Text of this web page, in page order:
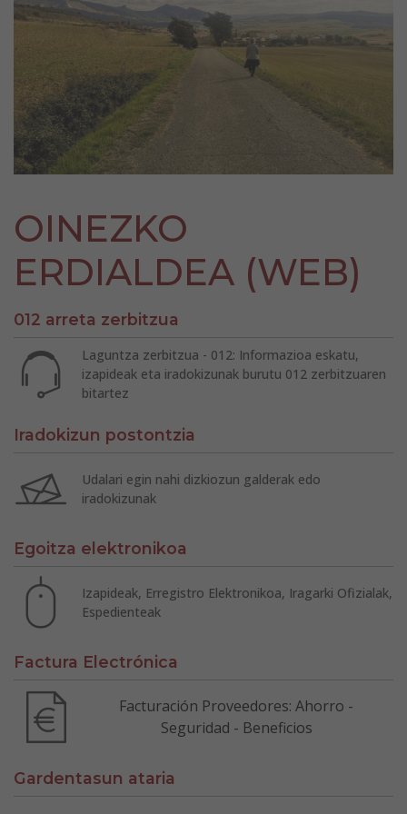
OINEZKO
ERDIALDEA (WEB)
012 arreta zerbitzua
Laguntza zerbitzua - 012: Informazioa eskatu,
izapideak eta iradokizunak burutu 012 zerbitzuaren
bitartez
Iradokizun postontzia
Udalari egin nahi dizkiozun galderak edo
iradokizunak
Egoitza elektronikoa
Izapideak, Erregistro Elektronikoa, Iragarki Ofizialak,
Espedienteak
Factura Electrónica
Facturación Proveedores: Ahorro -
Seguridad - Beneficios
Gardentasun ataria